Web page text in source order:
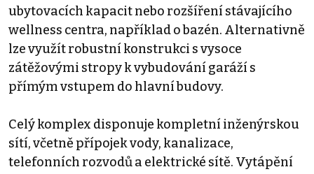
ubytovacích kapacit nebo rozšíření stávajícího
wellness centra, například o bazén. Alternativně
lze využít robustní konstrukci s vysoce
zátěžovými stropy k vybudování garáží s
přímým vstupem do hlavní budovy.
Celý komplex disponuje kompletní inženýrskou
sítí, včetně přípojek vody, kanalizace,
telefonních rozvodů a elektrické sítě. Vytápění